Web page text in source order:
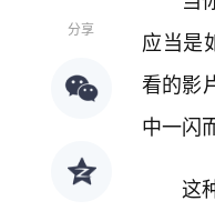
分享
应当是
看的影
中一闪
这